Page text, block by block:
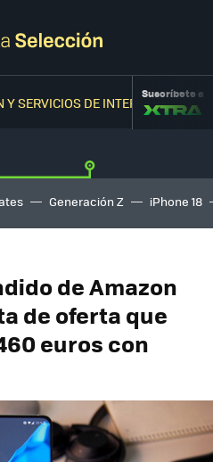
Y SERVICIOS DE INTERNETSuscríbete a
Generación Z iPhone 18
de Amazon
de oferta que
euros con